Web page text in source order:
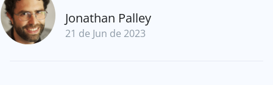
Jonathan Palley
21 de Jun de 2023